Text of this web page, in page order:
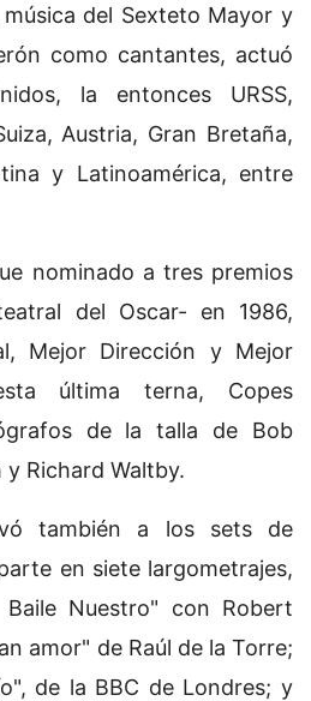
del Sexteto Mayor y
como cantantes, actuó
la entonces URSS,
Austria, Gran Bretaña,
y Latinoamérica, entre
nominado a tres premios
del Oscar- en 1986,
Mejor Dirección y Mejor
última terna, Copes
de la talla de Bob
y Richard Waltby.
también a los sets de
en siete largometrajes,
Nuestro" con Robert
amor" de Raúl de la Torre;
de la BBC de Londres; y